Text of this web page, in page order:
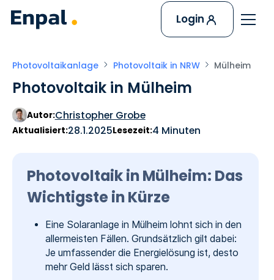
Login
Photovoltaikanlage Photovoltaik in NRW Mülheim
Photovoltaik in Mülheim
Autor:Christopher Grobe
Aktualisiert:28.1.2025Lesezeit:4 Minuten
Photovoltaik in Mülheim: Das
Wichtigste in Kürze
Eine Solaranlage in Mülheim lohnt sich in den
allermeisten Fällen. Grundsätzlich gilt dabei:
Je umfassender die Energielösung ist, desto
mehr Geld lässt sich sparen.